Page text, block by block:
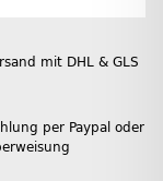
mit DHL & GLS
per Paypal oder